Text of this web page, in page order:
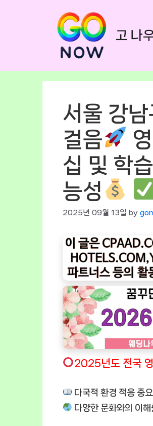
고 나
서울 강
걸음
십 및 학
능성
2025년 09월 13일 by
2025년도 전국
다국적 환경 적응 중
다양한 문화와의 이해